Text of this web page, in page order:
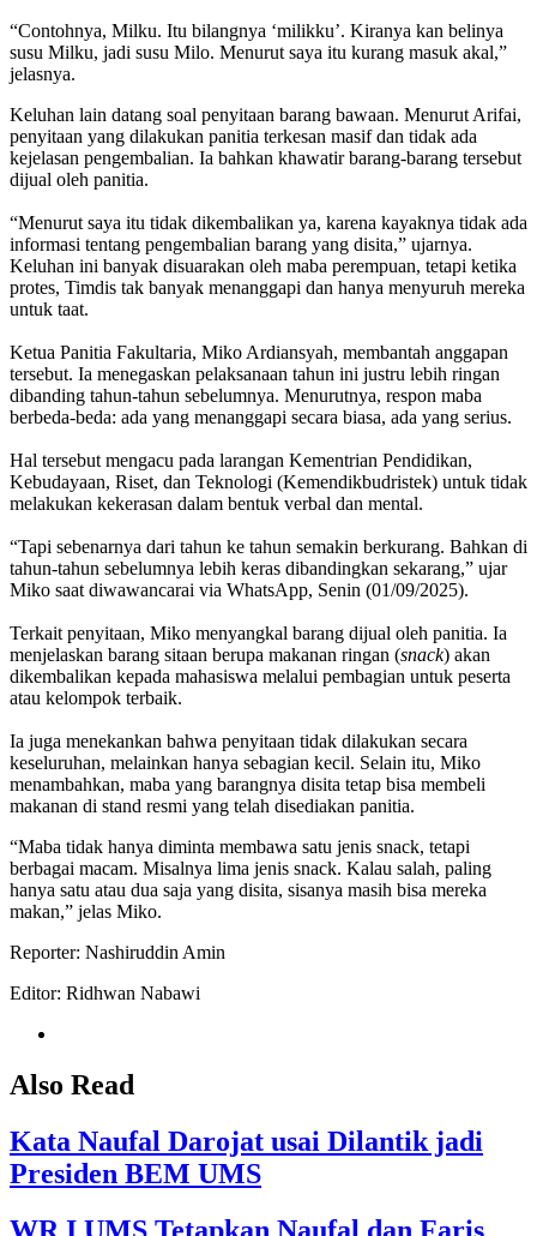
“Contohnya, Milku. Itu bilangnya ‘milikku’. Kiranya kan belinya
susu Milku, jadi susu Milo. Menurut saya itu kurang masuk akal,”
jelasnya.
Keluhan lain datang soal penyitaan barang bawaan. Menurut Arifai,
penyitaan yang dilakukan panitia terkesan masif dan tidak ada
kejelasan pengembalian. Ia bahkan khawatir barang-barang tersebut
dijual oleh panitia.
“Menurut saya itu tidak dikembalikan ya, karena kayaknya tidak ada
informasi tentang pengembalian barang yang disita,” ujarnya.
Keluhan ini banyak disuarakan oleh maba perempuan, tetapi ketika
protes, Timdis tak banyak menanggapi dan hanya menyuruh mereka
untuk taat.
Ketua Panitia Fakultaria, Miko Ardiansyah, membantah anggapan
tersebut. Ia menegaskan pelaksanaan tahun ini justru lebih ringan
dibanding tahun-tahun sebelumnya. Menurutnya, respon maba
berbeda-beda: ada yang menanggapi secara biasa, ada yang serius.
Hal tersebut mengacu pada larangan Kementrian Pendidikan,
Kebudayaan, Riset, dan Teknologi (Kemendikbudristek) untuk tidak
melakukan kekerasan dalam bentuk verbal dan mental.
“Tapi sebenarnya dari tahun ke tahun semakin berkurang. Bahkan di
tahun-tahun sebelumnya lebih keras dibandingkan sekarang,” ujar
Miko saat diwawancarai via WhatsApp, Senin (01/09/2025).
Terkait penyitaan, Miko menyangkal barang dijual oleh panitia. Ia
menjelaskan barang sitaan berupa makanan ringan (snack) akan
dikembalikan kepada mahasiswa melalui pembagian untuk peserta
atau kelompok terbaik.
Ia juga menekankan bahwa penyitaan tidak dilakukan secara
keseluruhan, melainkan hanya sebagian kecil. Selain itu, Miko
menambahkan, maba yang barangnya disita tetap bisa membeli
makanan di stand resmi yang telah disediakan panitia.
“Maba tidak hanya diminta membawa satu jenis snack, tetapi
berbagai macam. Misalnya lima jenis snack. Kalau salah, paling
hanya satu atau dua saja yang disita, sisanya masih bisa mereka
makan,” jelas Miko.
Reporter: Nashiruddin Amin
Editor: Ridhwan Nabawi
Also Read
Kata Naufal Darojat usai Dilantik jadi
Presiden BEM UMS